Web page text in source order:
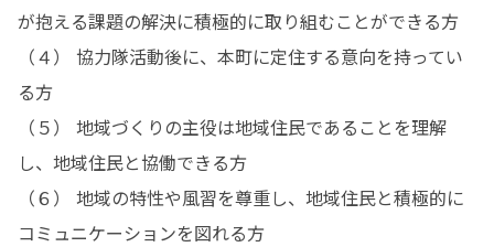
が抱える課題の解決に積極的に取り組むことができる方
（４） 協力隊活動後に、本町に定住する意向を持ってい
る方
（５） 地域づくりの主役は地域住民であることを理解
し、地域住民と協働できる方
（６） 地域の特性や風習を尊重し、地域住民と積極的に
コミュニケーションを図れる方